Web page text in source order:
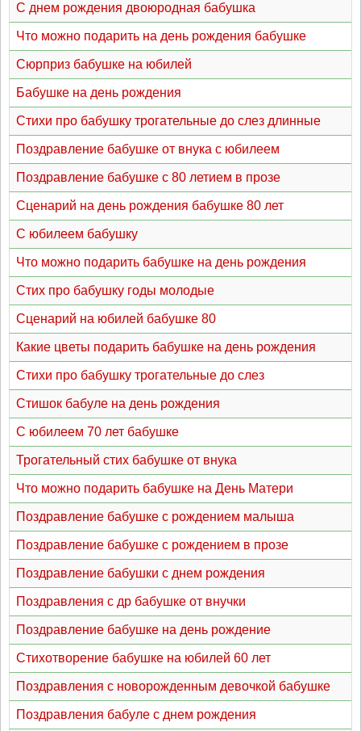
С днем рождения двоюродная бабушка
Что можно подарить на день рождения бабушке
Сюрприз бабушке на юбилей
Бабушке на день рождения
Стихи про бабушку трогательные до слез длинные
Поздравление бабушке от внука с юбилеем
Поздравление бабушке с 80 летием в прозе
Сценарий на день рождения бабушке 80 лет
С юбилеем бабушку
Что можно подарить бабушке на день рождения
Стих про бабушку годы молодые
Сценарий на юбилей бабушке 80
Какие цветы подарить бабушке на день рождения
Стихи про бабушку трогательные до слез
Стишок бабуле на день рождения
С юбилеем 70 лет бабушке
Трогательный стих бабушке от внука
Что можно подарить бабушке на День Матери
Поздравление бабушке с рождением малыша
Поздравление бабушке с рождением в прозе
Поздравление бабушки с днем рождения
Поздравления с др бабушке от внучки
Поздравление бабушке на день рождение
Стихотворение бабушке на юбилей 60 лет
Поздравления с новорожденным девочкой бабушке
Поздравления бабуле с днем рождения